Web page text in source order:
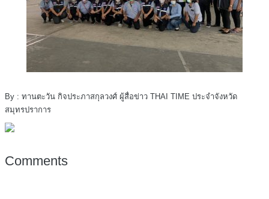
By : ทานตะวัน กิจประภาสกุลวงศ์ ผู้สื่อข่าว THAI TIME ประจำจังหวัด
สมุทรปราการ
Comments